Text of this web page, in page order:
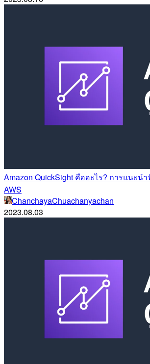
Amazon QuickSight คืออะไร? การแนะน
AWS
ChanchayaChuachanyachan
2023.08.03